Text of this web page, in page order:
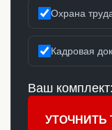
Охрана
Кадровая
Ваш комплект:
УТОЧНИТЬ